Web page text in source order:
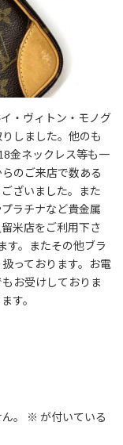
・ヴィトン・モノグ
しました。他のも
金ネックレス等も一
のご来店で数ある
ざいました。また
ラチナなど貴金属
米店をご利用下さ
す。またその他ブラ
っております。お電
お受けしておりま
す。
。 ※ が付いている